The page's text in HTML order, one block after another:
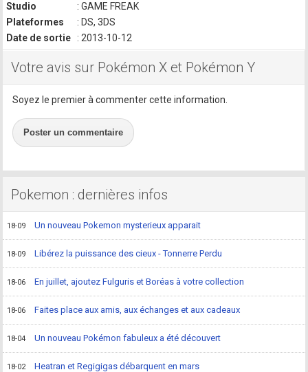
Studio
: GAME FREAK
Plateformes
: DS, 3DS
Date de sortie
: 2013-10-12
Votre avis sur Pokémon X et Pokémon Y
Soyez le premier à commenter cette information.
Poster un commentaire
Pokemon : dernières infos
18-09 Un nouveau Pokemon mysterieux apparait
18-09 Libérez la puissance des cieux - Tonnerre Perdu
18-06 En juillet, ajoutez Fulguris et Boréas à votre collection
18-06 Faites place aux amis, aux échanges et aux cadeaux
18-04 Un nouveau Pokémon fabuleux a été découvert
18-02 Heatran et Regigigas débarquent en mars